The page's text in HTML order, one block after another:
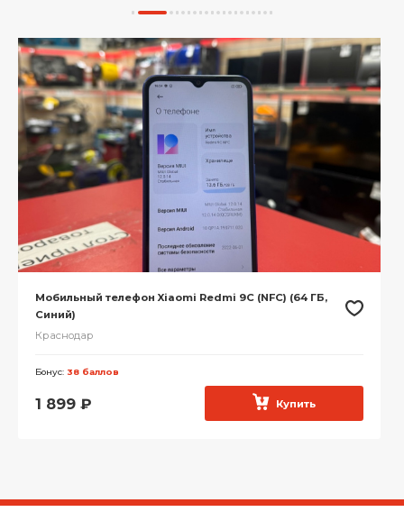
Мобильный телефон Xiaomi Redmi 9C (NFC) (64 ГБ,
Синий)
Краснодар
Бонус: 38 баллов
1 899 ₽ Купить